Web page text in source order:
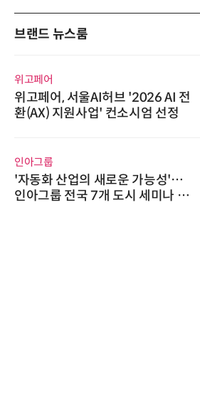
브랜드 뉴스룸
위고페어
위고페어, 서울AI허브 '2026 AI 전
환(AX) 지원사업' 컨소시엄 선정
인아그룹
'자동화 산업의 새로운 가능성'…
인아그룹 전국 7개 도시 세미나 페